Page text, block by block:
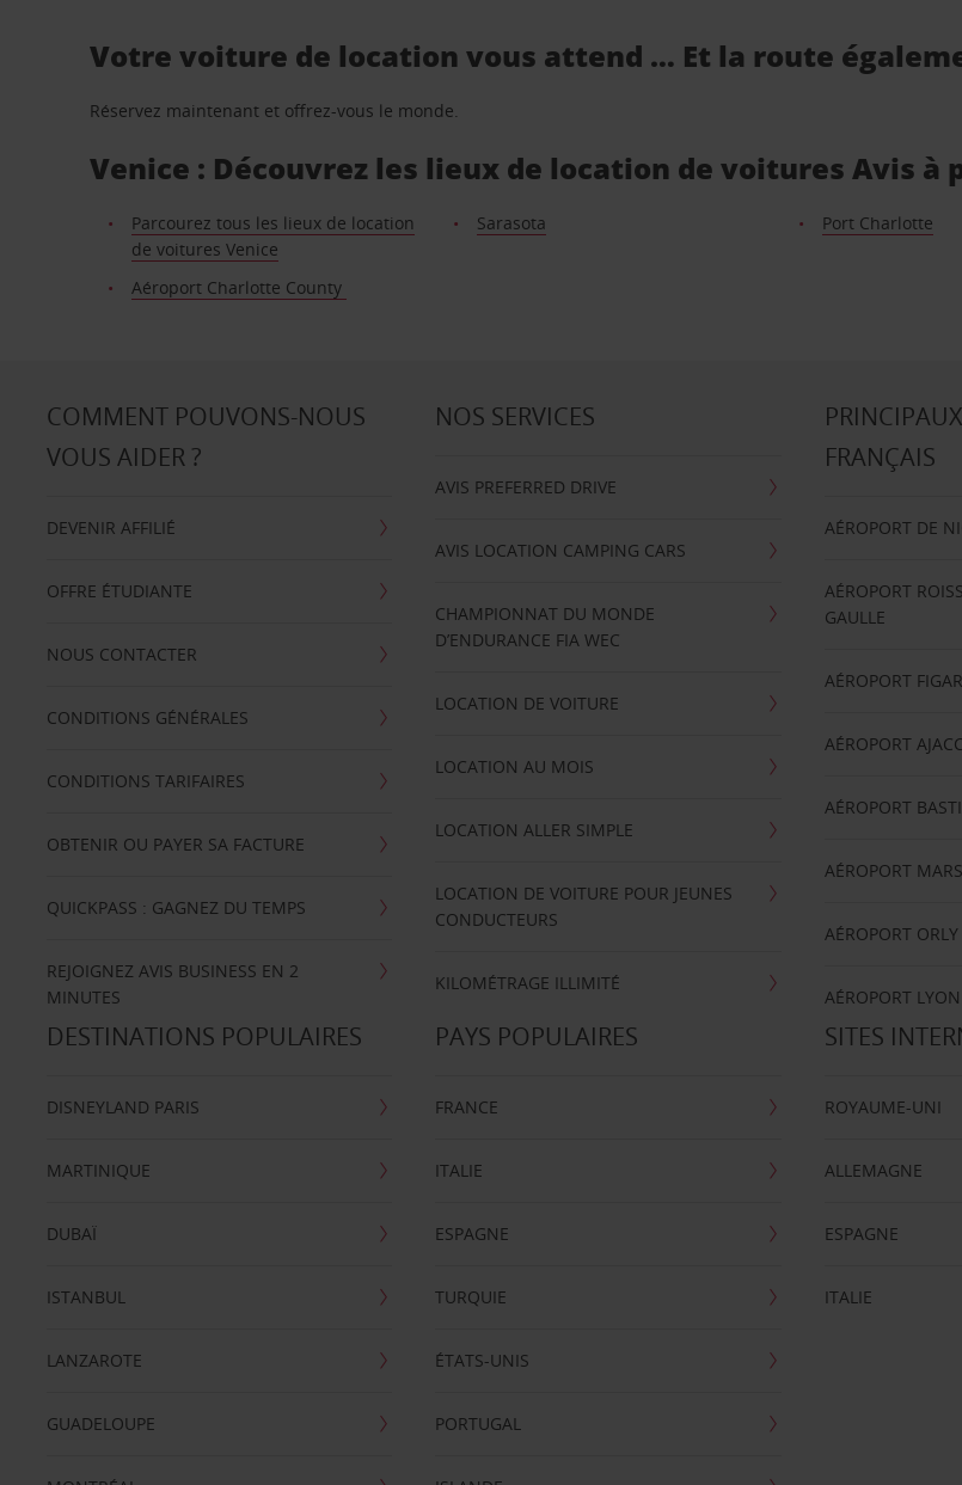
Votre voiture de location vous attend … Et la route
Réservez maintenant et offrez-vous le monde.
Venice : Découvrez les lieux de location de voitures Avis à
Parcourez tous les lieux de location
de voitures Venice
Sarasota Port Charlotte
Aéroport Charlotte County
COMMENT POUVONS-NOUS
VOUS AIDER ?
DEVENIR AFFILIÉ
OFFRE ÉTUDIANTE
NOUS CONTACTER
CONDITIONS GÉNÉRALES
CONDITIONS TARIFAIRES
OBTENIR OU PAYER SA FACTURE
QUICKPASS : GAGNEZ DU TEMPS
REJOIGNEZ AVIS BUSINESS EN 2
MINUTES
NOS SERVICES
AVIS PREFERRED DRIVE
AVIS LOCATION CAMPING CARS
CHAMPIONNAT DU MONDE
D’ENDURANCE FIA WEC
LOCATION DE VOITURE
LOCATION AU MOIS
LOCATION ALLER SIMPLE
LOCATION DE VOITURE POUR JEUNES
CONDUCTEURS
KILOMÉTRAGE ILLIMITÉ
FRANÇAIS
AÉROPORT DE
AÉROPORT
GAULLE
AÉROPORT
AÉROPORT
AÉROPORT
AÉROPORT
AÉROPORT ORLY
AÉROPORT LYON
DESTINATIONS POPULAIRES
DISNEYLAND PARIS
MARTINIQUE
DUBAÏ
ISTANBUL
LANZAROTE
GUADELOUPE
PAYS POPULAIRES
FRANCE
ITALIE
ESPAGNE
TURQUIE
ÉTATS-UNIS
PORTUGAL
SITES
ROYAUME-UNI
ALLEMAGNE
ESPAGNE
ITALIE